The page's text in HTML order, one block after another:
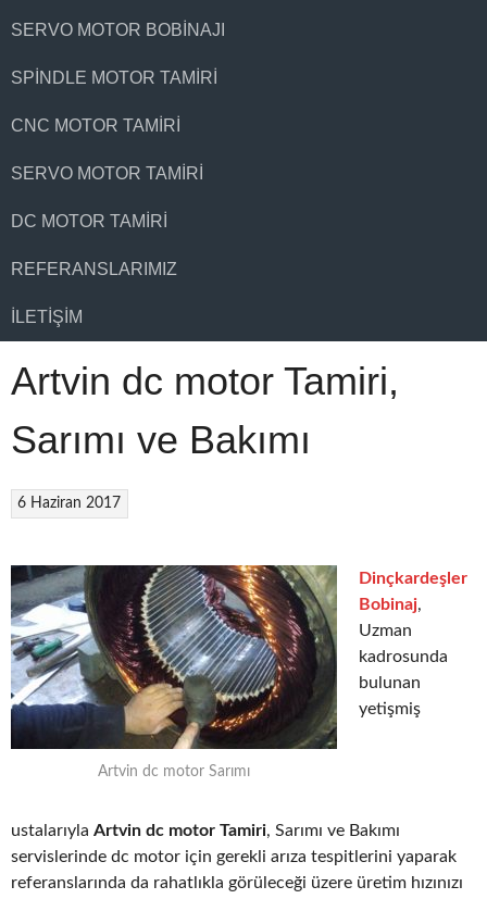
SERVO MOTOR BOBINAJI
SPINDLE MOTOR TAMIRI
CNC MOTOR TAMIRI
SERVO MOTOR TAMIRI
DC MOTOR TAMIRI
REFERANSLARIMIZ
İLETIŞIM
Artvin dc motor Tamiri,
Sarımı ve Bakımı
6 Haziran 2017
Artvin dc motor Sarımı
Dinçkardeşler
Bobinaj,
Uzman
kadrosunda
bulunan
yetişmiş
ustalarıyla Artvin dc motor Tamiri, Sarımı ve Bakımı
servislerinde dc motor için gerekli arıza tespitlerini yaparak
referanslarında da rahatlıkla görüleceği üzere üretim hızınızı